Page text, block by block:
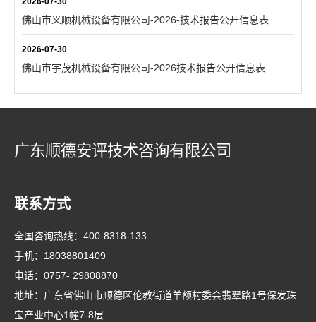
佛山市义顺机械设备有限公司-2026-技术报告公开信息表
2026-07-30
佛山市宇茂机械设备有限公司-2026技术报告公开信息表
广东顺德安评技术咨询有限公司
联系方式
全国咨询热线： 400-8318-133
手机： 18038801409
电话： 0757- 29808870
地址：广东省佛山市顺德区伦教街道羊额村委会翡翠路1号保发珠
宝产业中心1幢7-8层